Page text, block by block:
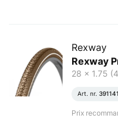
Rexway
Rexway
28 x 1.75
Art. nr. 391141
Prix